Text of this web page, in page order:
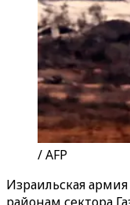
/ AFP
Израильская